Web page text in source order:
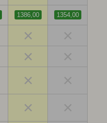
1386,00 1354,00
×
×
×
×